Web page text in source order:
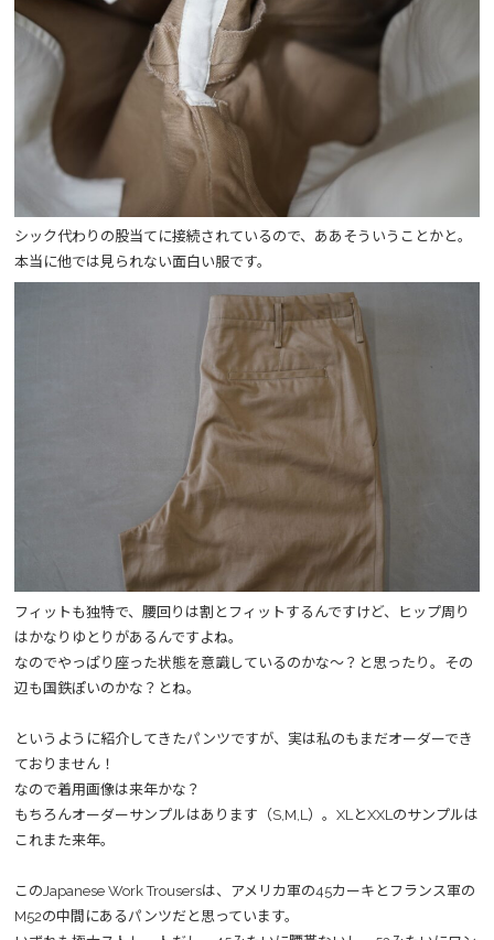
シック代わりの股当てに接続されているので、ああそういうことかと。
本当に他では見られない面白い服です。
フィットも独特で、腰回りは割とフィットするんですけど、ヒップ周り
はかなりゆとりがあるんですよね。
なのでやっぱり座った状態を意識しているのかな～？と思ったり。その
辺も国鉄ぽいのかな？とね。
というように紹介してきたパンツですが、実は私のもまだオーダーでき
ておりません！
なので着用画像は来年かな？
もちろんオーダーサンプルはあります（S,M,L）。XLとXXLのサンプルは
これまた来年。
このJapanese Work Trousersは、アメリカ軍の45カーキとフランス軍の
M52の中間にあるパンツだと思っています。